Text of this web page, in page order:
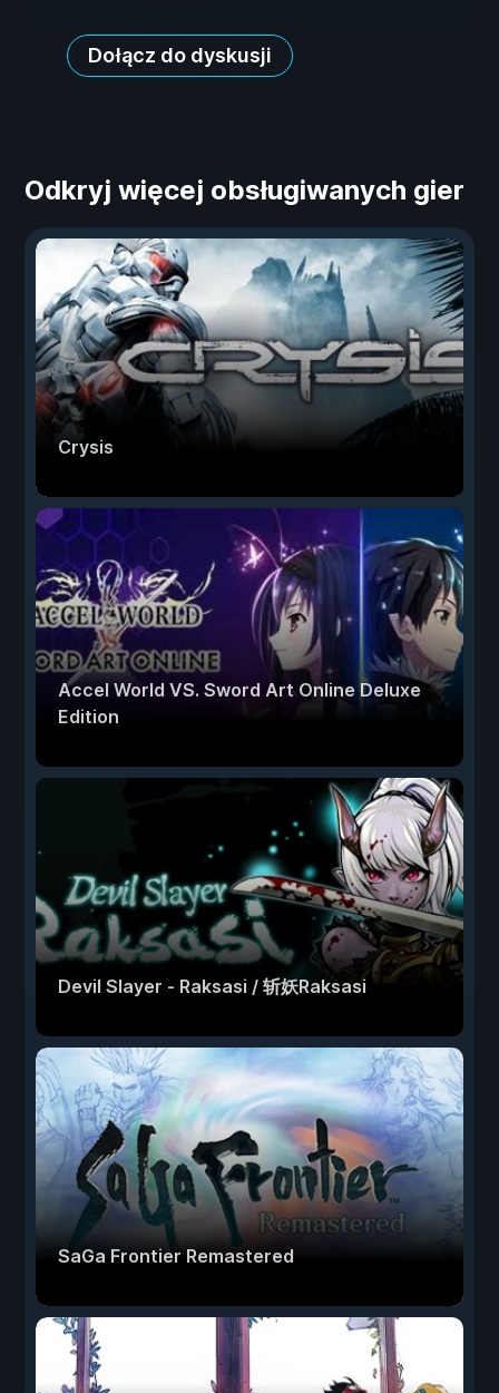
Dołącz do dyskusji
Odkryj więcej obsługiwanych gier
Crysis
Accel World VS. Sword Art Online Deluxe
Edition
Devil Slayer - Raksasi / 斩妖Raksasi
SaGa Frontier Remastered